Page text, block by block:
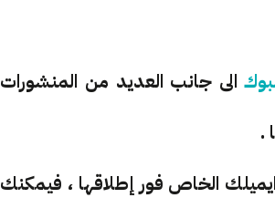
الى جانب العديد من المنشورات
الخاص فور إطلاقها ، فيمكنك